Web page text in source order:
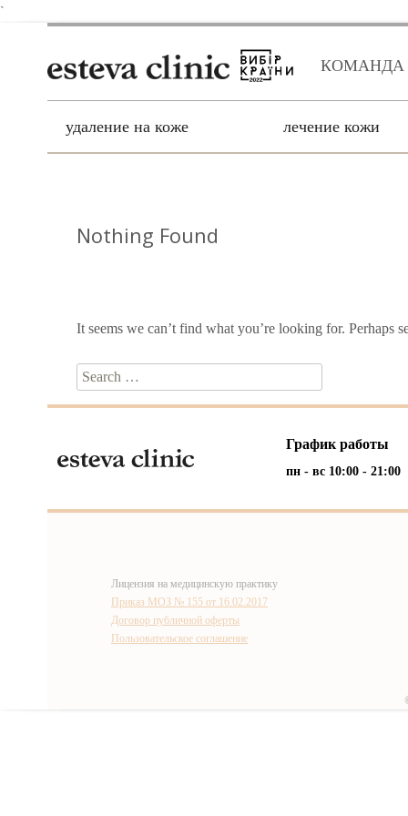
`
КОМАНДА
удаление на коже лечение кожи
Nothing Found
It seems we can’t find what you’re looking for. Perhaps
Search for:
График работы
пн - вс 10:00 - 21:00
Лицензия на медицинскую практику
Приказ МОЗ № 155 от 16.02.2017
Договор публичной оферты
Пользовательское соглашение